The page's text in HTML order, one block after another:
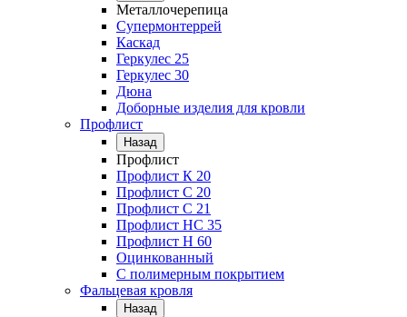
Металлочерепица
Супермонтеррей
Каскад
Геркулес 25
Геркулес 30
Дюна
Доборные изделия для кровли
Профлист
Назад
Профлист
Профлист К 20
Профлист С 20
Профлист C 21
Профлист НС 35
Профлист Н 60
Оцинкованный
С полимерным покрытием
Фальцевая кровля
Назад